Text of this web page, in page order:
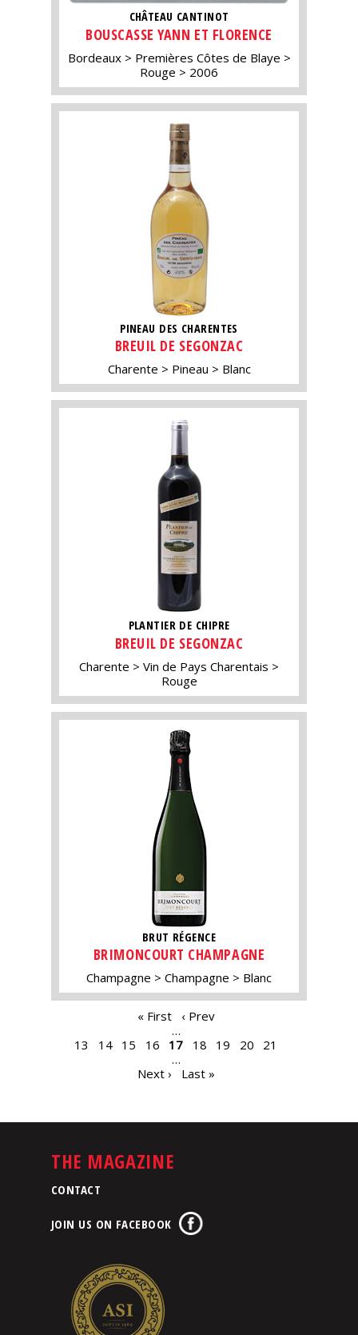
CHÂTEAU CANTINOT
BOUSCASSE YANN ET FLORENCE
Bordeaux
Premières Côtes de Blaye
Rouge
2006
PINEAU DES CHARENTES
BREUIL DE SEGONZAC
Charente Pineau Blanc
PLANTIER DE CHIPRE
BREUIL DE SEGONZAC
Charente
Vin de Pays Charentais
Rouge
BRUT RÉGENCE
BRIMONCOURT CHAMPAGNE
Champagne Champagne Blanc
« First
‹ Prev
…
13
14 15 16 17 18 19 20
21
…
Next ›
Last »
THE MAGAZINE
CONTACT
JOIN US ON FACEBOOK